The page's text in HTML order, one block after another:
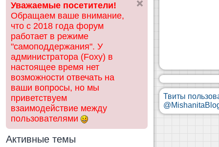
ск
Уважаемые посетители!
Обращаем ваше внимание,
что с 2018 года форум
работает в режиме
"самоподдержания". У
администратора (Foxy) в
настоящее время нет
возможности отвечать на
ваши вопросы, но мы
приветствуем
взаимодействие между
пользователями
Активные темы
Твиты